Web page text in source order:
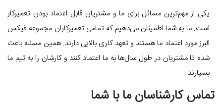
یکی از مهم‌ترین مسائل برای ما و مشتریان قابل اعتماد بودن تعمیرکار
است. ما به شما اطمینان می‌دهیم که تمامی تعمیرکاران مجموعه فیکس
البرز مورد اعتماد ما هستند و تعهد کاری بالایی دارند. همین مسئله باعث
شده تا مشتریان در طول سال‌‍‌ها به ما اعتماد کنند و کارشان را به تیم ما
بسپارند.
تماس کارشناسان ما با شما